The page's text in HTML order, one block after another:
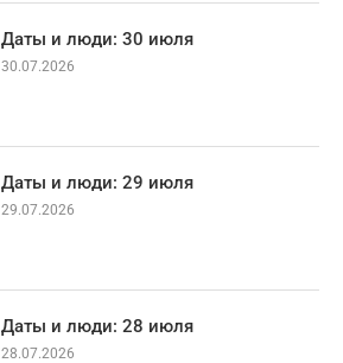
Даты и люди: 30 июля
30.07.2026
Даты и люди: 29 июля
29.07.2026
Даты и люди: 28 июля
28.07.2026